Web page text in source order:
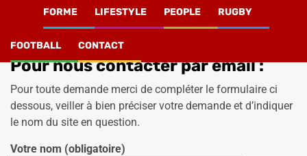
FORME LIFESTYLE PEOPLE RUGBY
FOOTBALL CONTACT
Contact
Pour nous contacter par email :
Pour toute demande merci de compléter le formulaire ci
dessous, veiller à bien préciser votre demande et d’indiquer
le nom du site en question.
Votre nom (obligatoire)